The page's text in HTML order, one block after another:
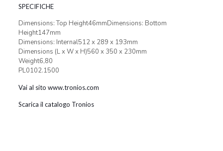
SPECIFICHE
Dimensions: Top Height46mmDimensions: Bottom
Height147mm
Dimensions: Internal512 x 289 x 193mm
Dimensions (L x W x H)560 x 350 x 230mm
Weight6,80
PL0102.1500
Vai al sito www.tronios.com
Scarica il catalogo Tronios